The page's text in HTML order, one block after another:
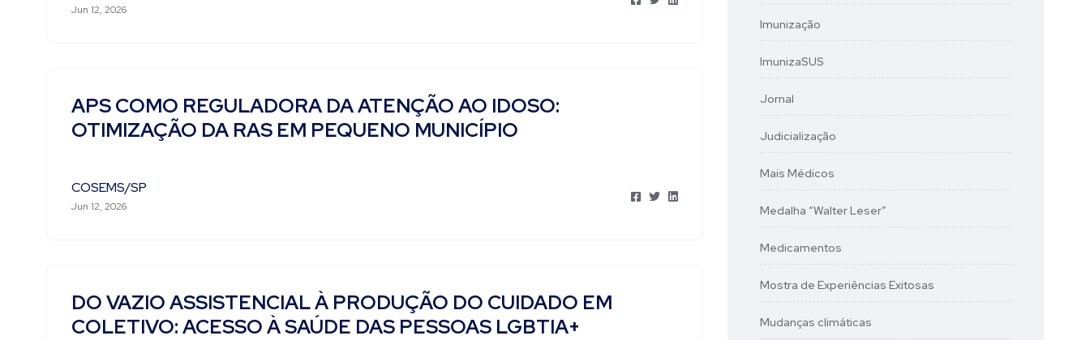
Jun 12, 2026
APS COMO REGULADORA DA ATENÇÃO AO IDOSO:
OTIMIZAÇÃO DA RAS EM PEQUENO MUNICÍPIO
COSEMS/SP
Jun 12, 2026
DO VAZIO ASSISTENCIAL À PRODUÇÃO DO CUIDADO EM
COLETIVO: ACESSO À SAÚDE DAS PESSOAS LGBTIA+
Imunização
ImunizaSUS
Jornal
Judicialização
Mais Médicos
Medalha “Walter Leser”
Medicamentos
Mostra de Experiências Exitosas
Mudanças climáticas